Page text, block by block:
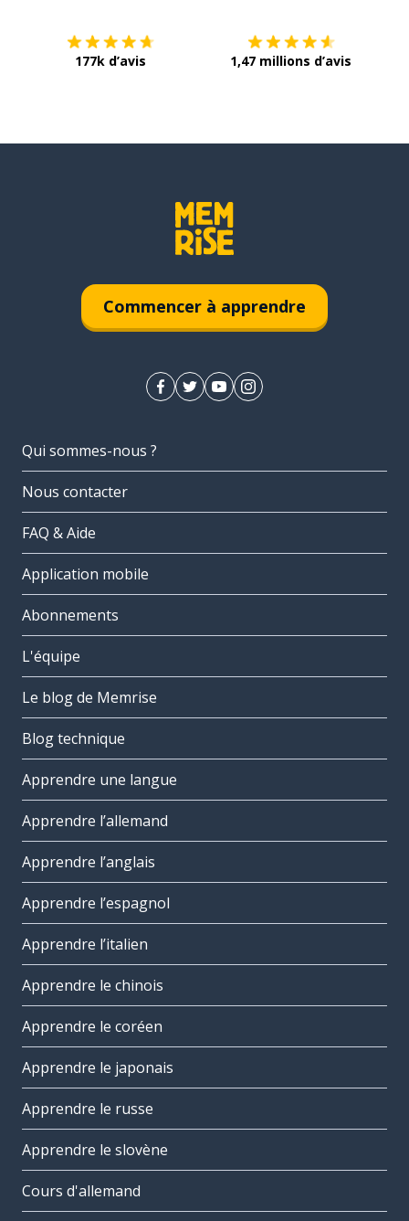
177k d’avis 1,47 millions d’avis
Commencer à apprendre
Qui sommes-nous ?
Nous contacter
FAQ & Aide
Application mobile
Abonnements
L'équipe
Le blog de Memrise
Blog technique
Apprendre une langue
Apprendre l’allemand
Apprendre l’anglais
Apprendre l’espagnol
Apprendre l’italien
Apprendre le chinois
Apprendre le coréen
Apprendre le japonais
Apprendre le russe
Apprendre le slovène
Cours d'allemand